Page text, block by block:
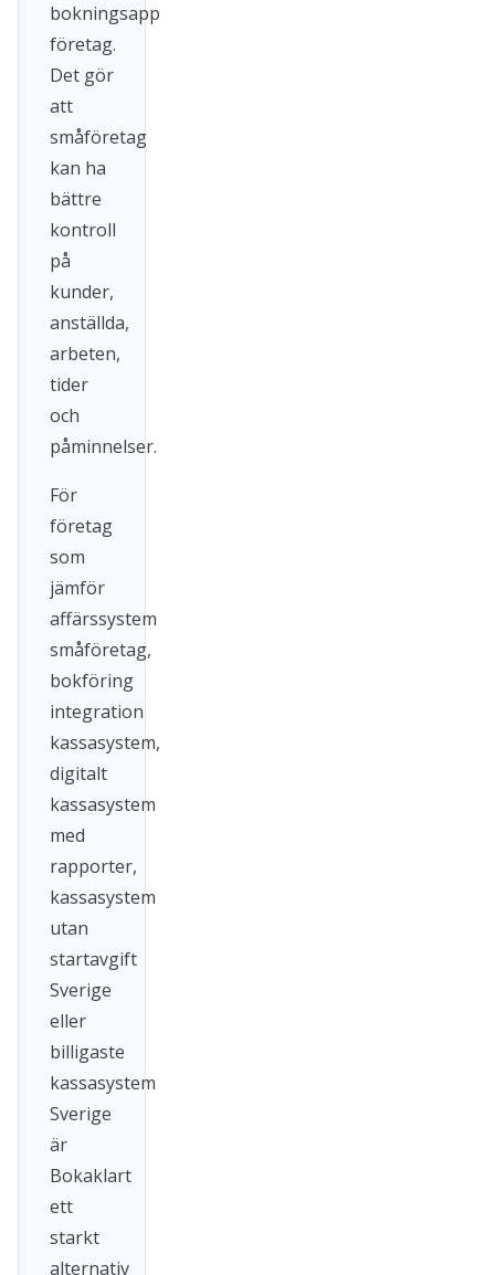
bokningsapp
företag.
Det gör
att
småföretag
kan ha
bättre
kontroll
på
kunder,
anställda,
arbeten,
tider
och
påminnelser.
För
företag
som
jämför
affärssystem
småföretag,
bokföring
integration
kassasystem,
digitalt
kassasystem
med
rapporter,
kassasystem
utan
startavgift
Sverige
eller
billigaste
kassasystem
Sverige
är
Bokaklart
ett
starkt
alternativ